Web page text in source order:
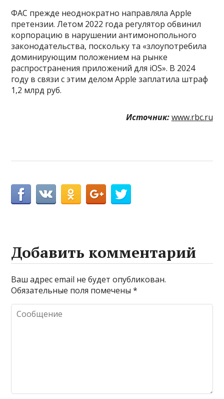
ФАС прежде неоднократно направляла Apple
претензии. Летом 2022 года регулятор обвинил
корпорацию в нарушении антимонопольного
законодательства, поскольку та «злоупотребила
доминирующим положением на рынке
распространения приложений для iOS». В 2024
году в связи с этим делом Apple заплатила штраф
1,2 млрд руб.
Источник: www.rbc.ru
Добавить комментарий
Ваш адрес email не будет опубликован.
Обязательные поля помечены*